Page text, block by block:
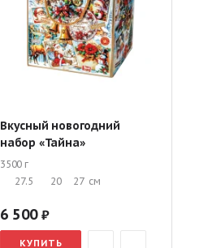
Подарки 3 кг
Вкусный новогодний
набор «Тайна»
3500 г
27.5
20 27 см
6 500
КУПИТЬ